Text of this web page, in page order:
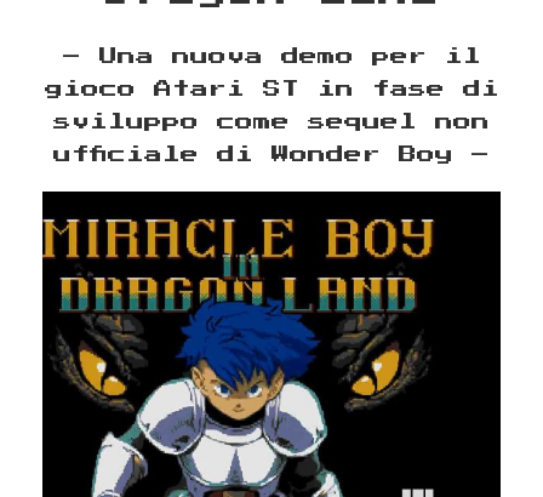
– Una nuova demo per il
gioco Atari ST in fase di
sviluppo come sequel non
ufficiale di Wonder Boy –